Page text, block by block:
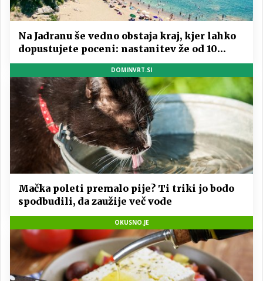
Na Jadranu še vedno obstaja kraj, kjer lahko
dopustujete poceni: nastanitev že od 10
evrov, kosilo za pet evrov
DOMINVRT.SI
Mačka poleti premalo pije? Ti triki jo bodo
spodbudili, da zaužije več vode
OKUSNO.JE